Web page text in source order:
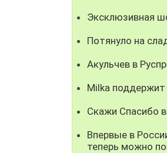
Эксклюзивная
Потянуло на
Акульчев в
Milka поддержит
Скажи Спасибо
Впервые в
теперь можно